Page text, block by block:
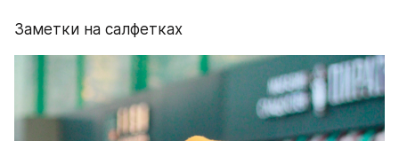
Заметки на салфетках